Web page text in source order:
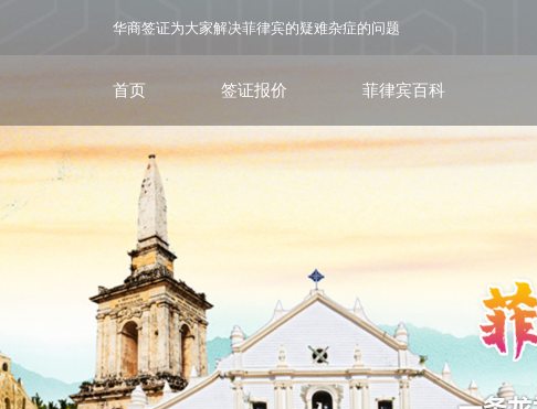
华商签证为大家解决菲律宾的疑难杂症的问题
首页 签证报价 菲律宾百科